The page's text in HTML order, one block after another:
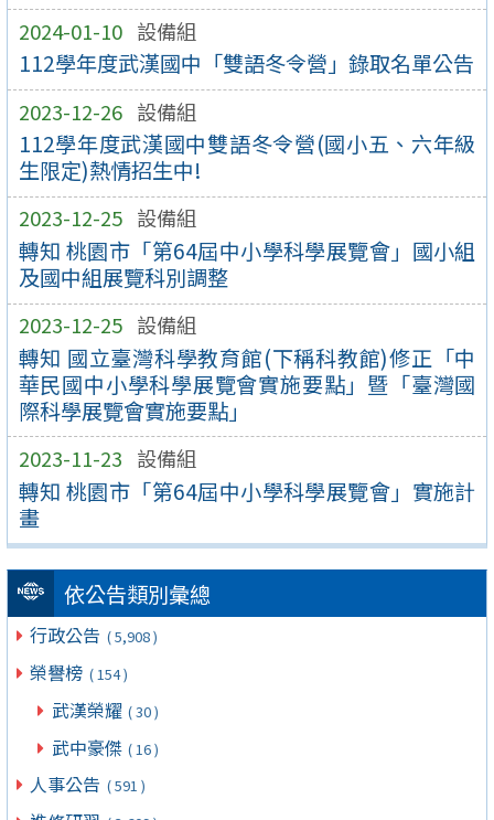
2024-01-10 設備組
112學年度武漢國中「雙語冬令營」錄取名單公告
2023-12-26 設備組
112學年度武漢國中雙語冬令營(國小五、六年級
生限定)熱情招生中!
2023-12-25 設備組
轉知 桃園市「第64屆中小學科學展覽會」國小組
及國中組展覽科別調整
2023-12-25 設備組
轉知 國立臺灣科學教育館(下稱科教館)修正「中
華民國中小學科學展覽會實施要點」暨「臺灣國
際科學展覽會實施要點」
2023-11-23 設備組
轉知 桃園市「第64屆中小學科學展覽會」實施計
畫
依公告類別彙總
行政公告 ( 5,908 )
榮譽榜 ( 154 )
武漢榮耀 ( 30 )
武中豪傑 ( 16 )
人事公告 ( 591 )